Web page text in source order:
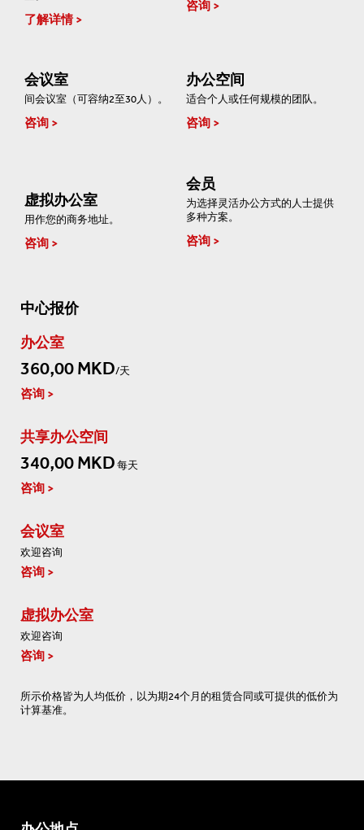
了解详情
咨询
会议室
间会议室（可容纳2至30人）。
咨询
办公空间
适合个人或任何规模的团队。
咨询
虚拟办公室
用作您的商务地址。
咨询
会员
为选择灵活办公方式的人士提供
多种方案。
咨询
中心报价
办公室
360,00 MKD/天
咨询
共享办公空间
340,00 MKD 每天
咨询
会议室
欢迎咨询
咨询
虚拟办公室
欢迎咨询
咨询
所示价格皆为人均低价，以为期24个月的租赁合同或可提供的低价为
计算基准。